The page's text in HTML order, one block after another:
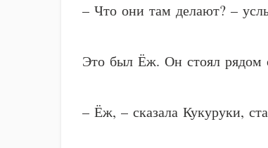
– Что они там делают? –
Это был Ёж. Он стоял рядом
– Ёж, – сказала Кукуруки,